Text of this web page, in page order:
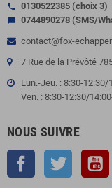
call 0130522385 (choix 3)
sms
0744890278 (SMS/
contact@fox-
7 Rue de la Prévôté
Lun.-Jeu. : 8:30-12:30/
Ven. : 8:30-12:30/
NOUS SUIVRE
Facebook Twitter